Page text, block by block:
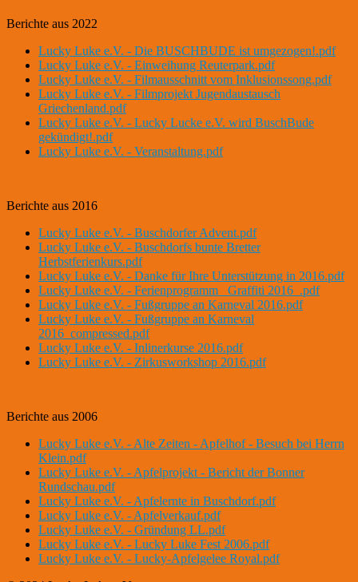
Berichte aus 2022
Lucky Luke e.V. - Die BUSCHBUDE ist umgezogen!.pdf
Lucky Luke e.V. - Einweihung Reuterpark.pdf
Lucky Luke e.V. - Filmausschnitt vom Inklusionssong.pdf
Lucky Luke e.V. - Filmprojekt Jugendaustausch
Griechenland.pdf
Lucky Luke e.V. - Lucky Lucke e.V. wird BuschBude
gekündigt!.pdf
Lucky Luke e.V. - Veranstaltung.pdf
Berichte aus 2016
Lucky Luke e.V. - Buschdorfer Advent.pdf
Lucky Luke e.V. - Buschdorfs bunte Bretter
Herbstferienkurs.pdf
Lucky Luke e.V. - Danke für Ihre Unterstützung in 2016.pdf
Lucky Luke e.V. - Ferienprogramm _Graffiti 2016_.pdf
Lucky Luke e.V. - Fußgruppe an Karneval 2016.pdf
Lucky Luke e.V. - Fußgruppe an Karneval
2016_compressed.pdf
Lucky Luke e.V. - Inlinerkurse 2016.pdf
Lucky Luke e.V. - Zirkusworkshop 2016.pdf
Berichte aus 2006
Lucky Luke e.V. - Alte Zeiten - Apfelhof - Besuch bei Herrn
Klein.pdf
Lucky Luke e.V. - Apfelprojekt - Bericht der Bonner
Rundschau.pdf
Lucky Luke e.V. - Apfelernte in Buschdorf.pdf
Lucky Luke e.V. - Apfelverkauf.pdf
Lucky Luke e.V. - Gründung LL.pdf
Lucky Luke e.V. - Lucky Luke Fest 2006.pdf
Lucky Luke e.V. - Lucky-Apfelgelee Royal.pdf